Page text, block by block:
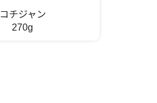
コチジャン
270g